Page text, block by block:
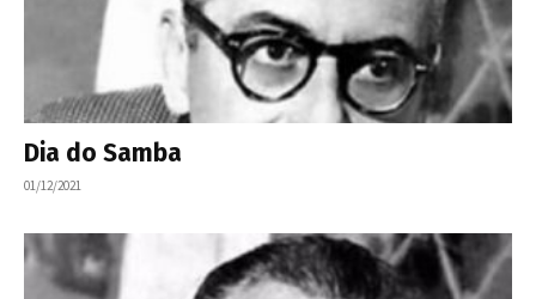
Dia do Samba
01/12/2021